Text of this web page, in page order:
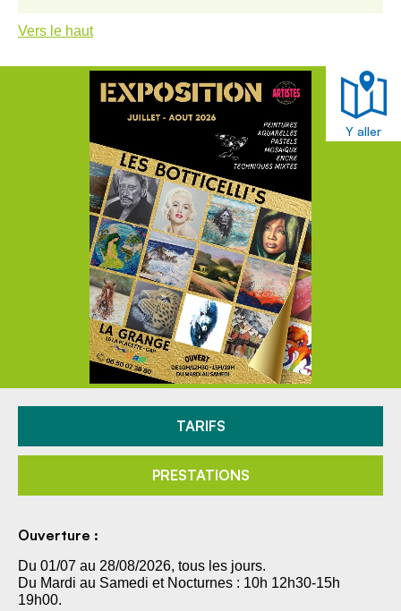
Vers le haut
Y aller
TARIFS
PRESTATIONS
Ouverture :
Du 01/07 au 28/08/2026, tous les jours.
Du Mardi au Samedi et Nocturnes : 10h 12h30-15h
19h00.